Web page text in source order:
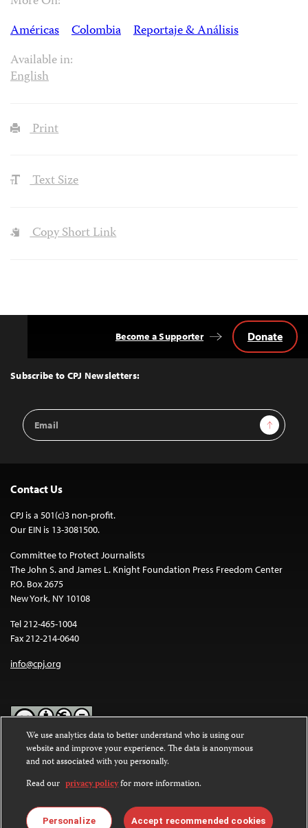
Américas
Colombia
Reportaje & Análisis
Available in:
English
Print
Text Size
Copy Short Link
Top
Subscribe to CPJ Newsletters:
Email
Address
Sign Up
Become a Supporter Donate
Contact Us
CPJ is a 501(c)3 non-profit.
Our EIN is 13-3081500.
Committee to Protect Journalists
The John S. and James L. Knight Foundation Press Freedom Center
P.O. Box 2675
New York, NY 10108
Tel 212-465-1004
Fax 212-214-0640
info@cpj.org
Except where noted, text on this website is licensed under a
Commons Attribution-NonCommercial-NoDerivatives 4.0
International License.
Images and other media are not covered by the Creative Commons
license. For more information about permissions, see ourFAQs
We use analytics data to better understand who is using our
website and improve your experience. The data is anonymous
and not associated with you personally.
Read our privacy policyfor more information.
Personalize Accept recommended cookies